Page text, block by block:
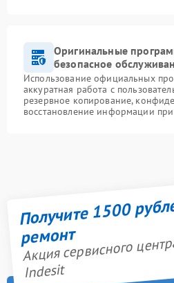
Оригинальные
безопасное
Использование официальных
аккуратная работа с
резервное копирование,
восстановление информации
Получите 1500
ремонт
Акция сервисного
Indesit